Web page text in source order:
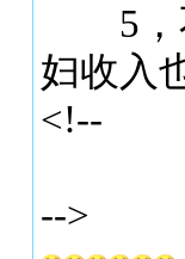
5，不
妇收入
<!--
-->